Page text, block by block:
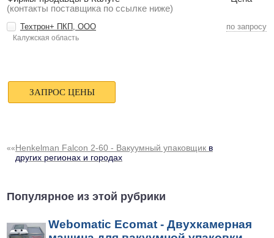
(контакты поставщика по ссылке ниже)
Техтрон+ ПКП, ООО по запросу
Калужская область
««Henkelman Falcon 2-60 - Вакуумный упаковщик в
других регионах и городах
Популярное из этой рубрики
Webomatic Ecomat - Двухкамерная